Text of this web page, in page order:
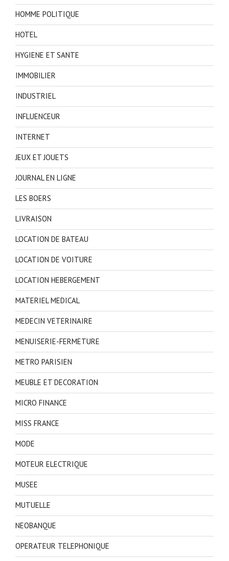
HOMME POLITIQUE
HOTEL
HYGIENE ET SANTE
IMMOBILIER
INDUSTRIEL
INFLUENCEUR
INTERNET
JEUX ET JOUETS
JOURNAL EN LIGNE
LES BOERS
LIVRAISON
LOCATION DE BATEAU
LOCATION DE VOITURE
LOCATION HEBERGEMENT
MATERIEL MEDICAL
MEDECIN VETERINAIRE
MENUISERIE-FERMETURE
METRO PARISIEN
MEUBLE ET DECORATION
MICRO FINANCE
MISS FRANCE
MODE
MOTEUR ELECTRIQUE
MUSEE
MUTUELLE
NEOBANQUE
OPERATEUR TELEPHONIQUE